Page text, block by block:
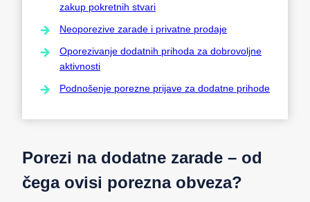
zakup pokretnih stvari
Neoporezive zarade i privatne prodaje
Oporezivanje dodatnih prihoda za dobrovoljne
aktivnosti
Podnošenje porezne prijave za dodatne prihode
Porezi na dodatne zarade – od
čega ovisi porezna obveza?